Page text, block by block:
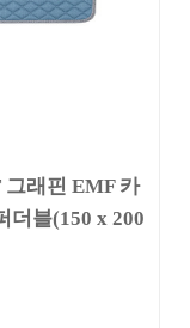
래핀 EMF 카
더블(150 x 200